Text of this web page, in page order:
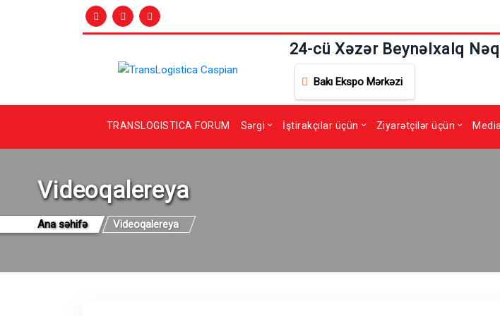
24-cü Xəzər Beynəlxalq
Bakı Ekspo Mərkəzi
TRANSLOGISTICA FORUM Sərgi İştirakçılar üçün Ziyarətçilər üçün
Videoqalereya
Ana səhifə Videoqalereya